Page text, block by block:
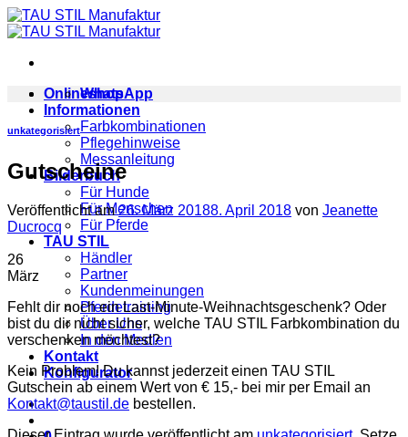
Zum
Inhalt
Onlineshop
Informationen
Farbkombinationen
Pflegehinweise
Messanleitung
Bilderbuch
Für Hunde
Für Menschen
Für Pferde
TAU STIL
Händler
Partner
Kundenmeinungen
Pferdetraining
Über Uns
In den Medien
Kontakt
Konfigurator
WhatsApp
unkategorisiert
Gutscheine
Veröffentlicht am26. März 20188. April 2018 von Jeanette
Ducrocq
26
März
Fehlt dir noch ein Last-Minute-Weihnachtsgeschenk? Oder
bist du dir nicht sicher, welche TAU STIL Farbkombination du
verschenken möchtest?
Kein Problem! Du kannst jederzeit einen TAU STIL
Gutschein ab einem Wert von € 15,- bei mir per Email an
Kontakt@taustil.de bestellen.